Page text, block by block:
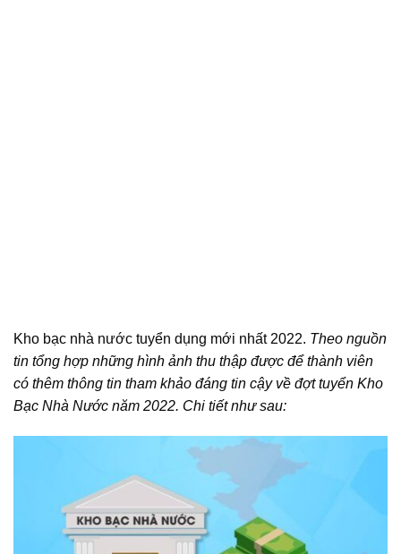
Kho bạc nhà nước tuyển dụng mới nhất 2022. Theo nguồn
tin tổng hợp những hình ảnh thu thập được để thành viên
có thêm thông tin tham khảo đáng tin cậy về đợt tuyển Kho
Bạc Nhà Nước năm 2022. Chi tiết như sau: